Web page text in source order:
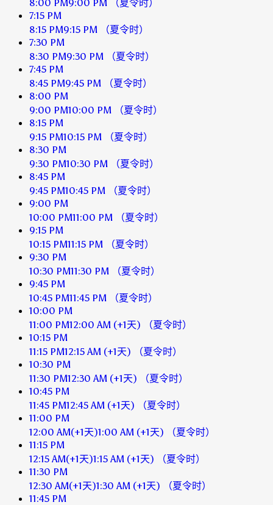
8:00 PM9:00 PM
（夏令时）
7:15 PM
8:15 PM9:15 PM
（夏令时）
7:30 PM
8:30 PM9:30 PM
（夏令时）
7:45 PM
8:45 PM9:45 PM
（夏令时）
8:00 PM
9:00 PM10:00 PM
（夏令时）
8:15 PM
9:15 PM10:15 PM
（夏令时）
8:30 PM
9:30 PM10:30 PM
（夏令时）
8:45 PM
9:45 PM10:45 PM
（夏令时）
9:00 PM
10:00 PM11:00 PM
（夏令时）
9:15 PM
10:15 PM11:15 PM
（夏令时）
9:30 PM
10:30 PM11:30 PM
（夏令时）
9:45 PM
10:45 PM11:45 PM
（夏令时）
10:00 PM
11:00 PM12:00 AM (+1天)
（夏令时）
10:15 PM
11:15 PM12:15 AM (+1天)
（夏令时）
10:30 PM
11:30 PM12:30 AM (+1天)
（夏令时）
10:45 PM
11:45 PM12:45 AM (+1天)
（夏令时）
11:00 PM
12:00 AM(+1天)1:00 AM (+1天)
（夏令时）
11:15 PM
12:15 AM(+1天)1:15 AM (+1天)
（夏令时）
11:30 PM
12:30 AM(+1天)1:30 AM (+1天)
（夏令时）
11:45 PM